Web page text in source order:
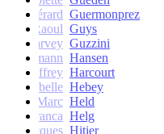
Gérard Guermonprez
Raoul Guys
Harvey Guzzini
Lehmann Hansen
Geoffrey Harcourt
Isabelle Hebey
Marc Held
Franca Helg
Jacques Hitier